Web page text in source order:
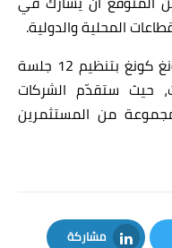
.
كما سيقوم مجلس تنمية تجارة هونغ كونغ بتنظيم 12 جلسة
حيث ستقدّم الشركات
مجموعة من المستثمرين
مشاركة